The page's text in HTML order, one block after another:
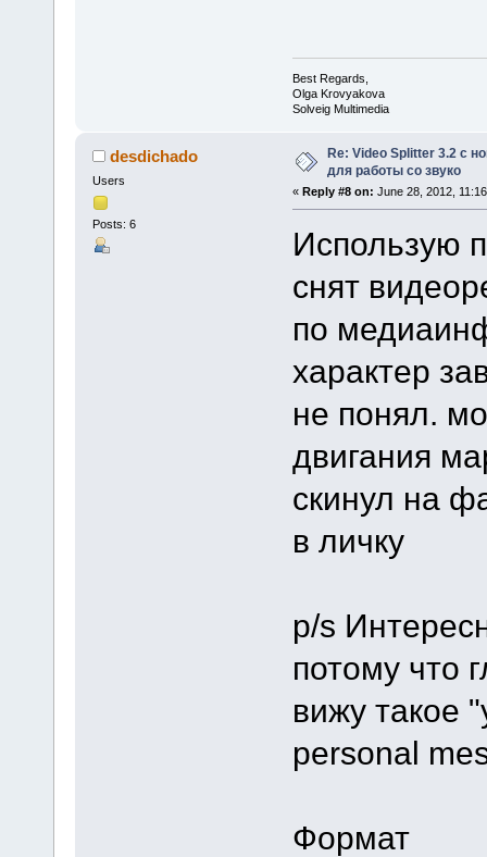
Best Regards,
Olga Krovyakova
Solveig Multimedia
desdichado
Users
Posts: 6
Re: Video Splitter 3.2 c
для работы со звуко
« Reply #8 on: June 28, 2012,
Использую
снят
по
характер
не понял.
двигания
скинул на
в личку
p/s
потому что
вижу такое
personal